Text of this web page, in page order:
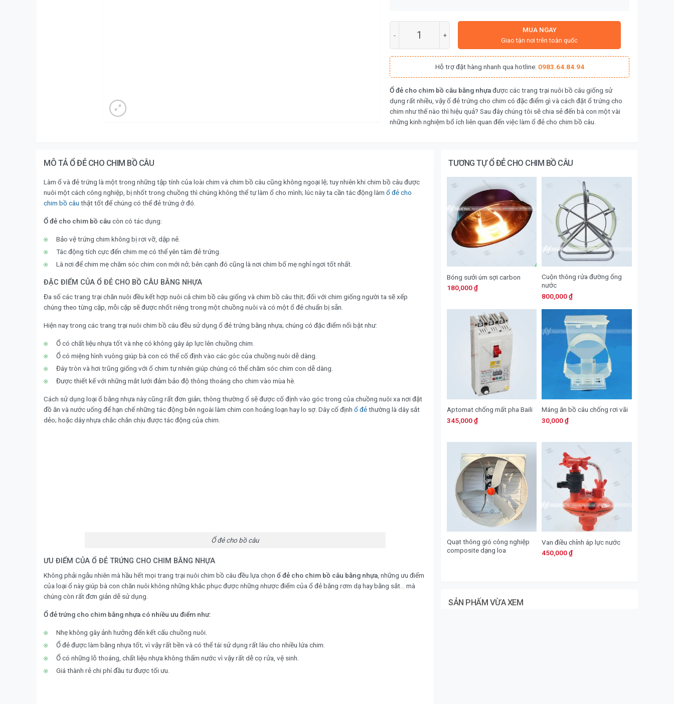
MUA NGAY
Giao tận nơi trên toàn quốc
Hỗ trợ đặt hàng nhanh qua hotline: 0983.64.84.94
Ổ đẻ cho chim bồ câu bằng nhựađược các trang trại nuôi bồ câu giống sử
dụng rất nhiều, vậy ổ đẻ trứng cho chim có đặc điểm gì và cách đặt ổ trứng cho
chim như thế nào thì hiệu quả? Sau đây chúng tôi sẽ chia sẻ đến bà con một vài
những kinh nghiệm bổ ích liên quan đến việc làm ổ đẻ cho chim bồ câu.
MÔ TẢ Ổ ĐẺ CHO CHIM BỒ CÂU
Làm ổ và đẻ trứng là một trong những tập tính của loài chim và chim bồ câu cũng không ngoại lệ; tuy nhiên khi chim bồ câu được
nuôi một cách công nghiệp, bị nhốt trong chuồng thì chúng không thể tự làm ổ cho mình; lúc này ta cần tác động làm ổ đẻ cho
chim bồ câu thật tốt để chúng có thể đẻ trứng ở đó.
Ổ đẻ cho chim bồ câu còn có tác dụng:
Bảo vệ trứng chim không bị rơi vỡ, dập nẻ.
Tác động tích cực đến chim mẹ có thể yên tâm đẻ trứng.
Là nơi để chim mẹ chăm sóc chim con mới nở; bên cạnh đó cũng là nơi chim bố mẹ nghỉ ngơi tốt nhất.
ĐẶC ĐIỂM CỦA Ổ ĐẺ CHO BỒ CÂU BẰNG NHỰA
Đa số các trang trại chăn nuôi đều kết hợp nuôi cả chim bồ câu giống và chim bồ câu thịt; đối với chim giống người ta sẽ xếp
chúng theo từng cặp, mỗi cặp sẽ được nhốt riêng trong một chuồng nuôi và có một ổ đẻ chuẩn bị sẵn.
Hiện nay trong các trang trại nuôi chim bồ câu đều sử dụng ổ đẻ trứng bằng nhựa; chúng có đặc điểm nổi bật như:
Ổ có chất liệu nhựa tốt và nhẹ có không gây áp lực lên chuồng chim.
Ổ có miệng hình vuông giúp bà con có thể cố định vào các góc của chuồng nuôi dễ dàng.
Đáy tròn và hơi trũng giống với ổ chim tự nhiên giúp chúng có thể chăm sóc chim con dễ dàng.
Được thiết kế với những mắt lưới đảm bảo độ thông thoáng cho chim vào mùa hè.
Cách sử dụng loại ổ bằng nhựa này cũng rất đơn giản; thông thường ổ sẽ được cố định vào góc trong của chuồng nuôi xa nơi đặt
đồ ăn và nước uống để hạn chế những tác động bên ngoài làm chim con hoảng loạn hay lo sợ. Dây cố định ổ đẻthường là dây sắt
dẻo; hoặc dây nhựa chắc chắn chịu được tác động của chim.
Ổ đẻ cho bồ câu
ƯU ĐIỂM CỦA Ổ ĐẺ TRỨNG CHO CHIM BẰNG NHỰA
Không phải ngẫu nhiên mà hầu hết mọi trang trại nuôi chim bồ câu đều lựa chọn ổ đẻ cho chim bồ câu bằng nhựa, những ưu điểm
của loại ổ này giúp bà con chăn nuôi không những khắc phục được những nhược điểm của ổ đẻ bằng rơm dạ hay bằng sắt… mà
chúng còn rất đơn giản dễ sử dụng.
Ổ đẻ trứng cho chim bằng nhựa có nhiều ưu điểm như:
Nhẹ không gây ảnh hưởng đến kết cấu chuồng nuôi.
Ổ đẻ được làm bằng nhựa tốt; vì vậy rất bền và có thể tái sử dụng rất lâu cho nhiều lứa chim.
Ổ có những lỗ thoáng, chất liệu nhựa không thấm nước vì vậy rất dễ cọ rửa, vệ sinh.
Giá thành rẻ chi phí đầu tư được tối ưu.
TƯƠNG TỰ Ổ ĐẺ CHO CHIM BỒ CÂU
Bóng sưởi úm sợi carbon
180,000₫
Cuộn thông rửa đường ống
nước
800,000₫
Aptomat chống mất pha Baili
345,000₫
Máng ăn bồ câu chống rơi vãi
30,000₫
Quạt thông gió công nghiệp
composite dạng loa
Van điều chỉnh áp lực nước
450,000₫
SẢN PHẤM VỪA XEM